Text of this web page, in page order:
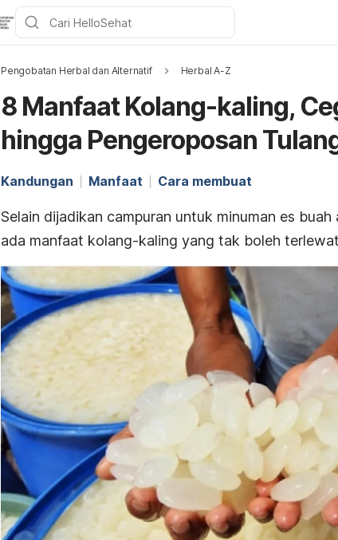
Pengobatan Herbal dan Alternatif Herbal A-Z
8 Manfaat Kolang-kaling,
hingga Pengeroposan
Kandungan Manfaat Cara membuat
Selain dijadikan campuran untuk minuman es
ada manfaat kolang-kaling yang tak boleh